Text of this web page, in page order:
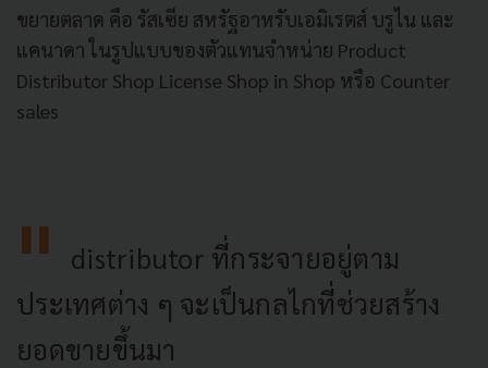
ขยายตลาด คือ รัสเซีย สหรัฐอาหรับเอมิเรตส์ บรูไน และ
แคนาดา ในรูปแบบของตัวแทนจำหน่าย Product
Distributor Shop License Shop in Shop หรือ Counter
sales
distributor ที่กระจายอยู่ตาม
ประเทศต่าง ๆ จะเป็นกลไกที่ช่วยสร้าง
ยอดขายขึ้นมา